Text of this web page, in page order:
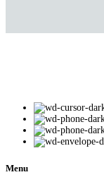
Menu